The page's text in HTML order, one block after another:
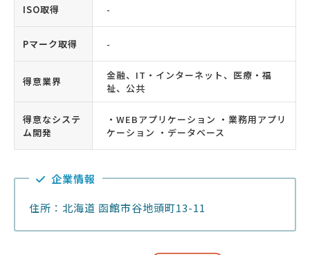
ISO取得 -
Pマーク取得 -
得意業界
金融、IT・インターネット、医療・福
祉、公共
得意なシステ
ム開発
・WEBアプリケーション ・業務用アプリ
ケーション ・データベース
企業情報
住所：北海道 函館市谷地頭町13-11